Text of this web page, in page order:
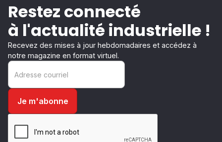
Restez connecté
à l'actualité industrielle !
Recevez des mises à jour hebdomadaires et accédez à
notre magazine en format virtuel.